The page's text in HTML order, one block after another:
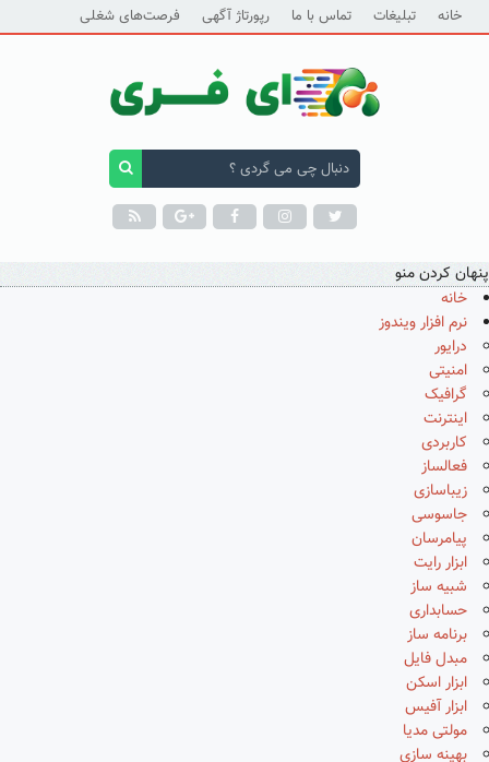
خانه تبلیغات تماس با ما رپورتاژ آگهی فرصت‌های شغلی
پنهان کردن منو
خانه
نرم افزار ویندوز
درایور
امنیتی
گرافیک
اینترنت
کاربردی
فعالساز
زیباسازی
جاسوسی
پیامرسان
ابزار رایت
شبیه ساز
حسابداری
برنامه ساز
مبدل فایل
ابزار اسکن
ابزار آفیس
مولتی مدیا
بهینه سازی